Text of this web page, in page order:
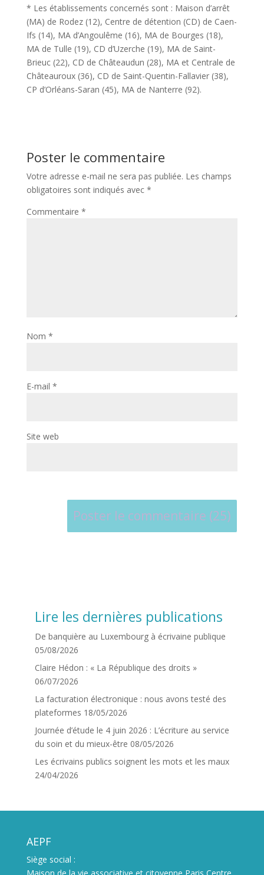
* Les établissements concernés sont : Maison d’arrêt
(MA) de Rodez (12), Centre de détention (CD) de Caen-
Ifs (14), MA d’Angoulême (16), MA de Bourges (18),
MA de Tulle (19), CD d’Uzerche (19), MA de Saint-
Brieuc (22), CD de Châteaudun (28), MA et Centrale de
Châteauroux (36), CD de Saint-Quentin-Fallavier (38),
CP d’Orléans-Saran (45), MA de Nanterre (92).
Poster le commentaire
Votre adresse e-mail ne sera pas publiée. Les champs
obligatoires sont indiqués avec *
Commentaire *
Nom *
E-mail *
Site web
Lire les dernières publications
De banquière au Luxembourg à écrivaine publique
05/08/2026
Claire Hédon : « La République des droits »
06/07/2026
La facturation électronique : nous avons testé des
plateformes 18/05/2026
Journée d’étude le 4 juin 2026 : L’écriture au service
du soin et du mieux-être 08/05/2026
Les écrivains publics soignent les mots et les maux
24/04/2026
AEPF
Siège social :